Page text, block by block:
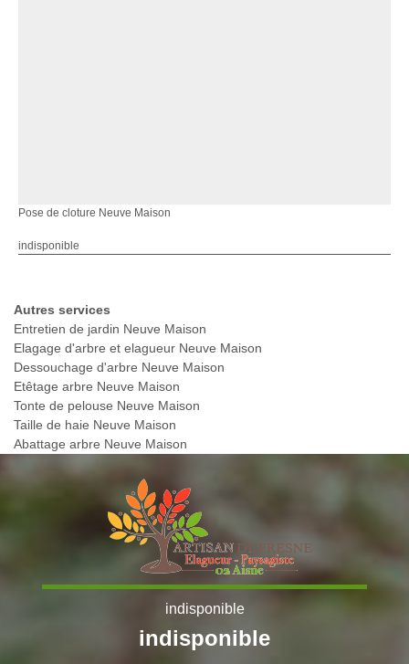
Pose de cloture Neuve Maison
indisponible
Autres services
Entretien de jardin Neuve Maison
Elagage d'arbre et elagueur Neuve Maison
Dessouchage d'arbre Neuve Maison
Etêtage arbre Neuve Maison
Tonte de pelouse Neuve Maison
Taille de haie Neuve Maison
Abattage arbre Neuve Maison
indisponible
indisponible